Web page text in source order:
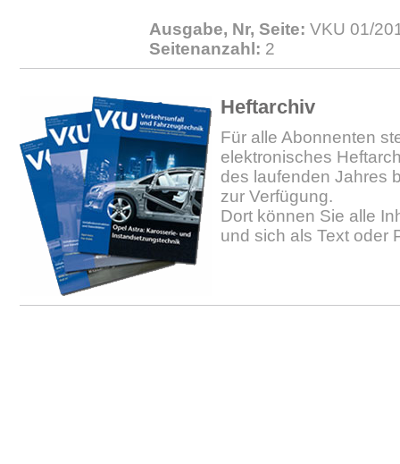
Ausgabe, Nr, Seite: VKU 01/
Seitenanzahl: 2
Heftarchiv
Für alle Abonnenten
elektronisches
des laufenden Jahres
zur Verfügung.
Dort können Sie alle
und sich als Text oder